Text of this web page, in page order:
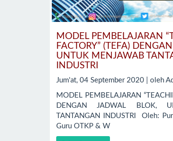
MODEL PEMBELAJARAN
FACTORY” (TEFA)
UNTUK MENJAWAB
INDUSTRI
Jum'at, 04 September 2020 | oleh
MODEL PEMBELAJARAN
DENGAN JADWAL BLOK,
TANTANGAN INDUSTRI Oleh:
Guru OTKP & W